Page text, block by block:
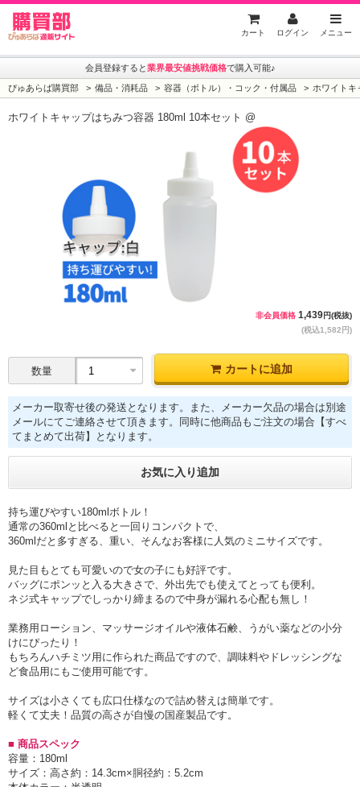
カート ログイン メニュー
会員登録すると業界最安値挑戦価格で購入可能♪
ぴゅあらば購買部 備品・消耗品 容器（ボトル）・コック・付属品 ホワイトキ
ホワイトキャップはちみつ容器 180ml 10本セット @
非会員価格 1,439円(税抜)
(税込1,582円)
数量 カートに追加
メーカー取寄せ後の発送となります。また、メーカー欠品の場合は別途
メールにてご連絡させて頂きます。同時に他商品もご注文の場合【すべ
てまとめて出荷】となります。
お気に入り追加
持ち運びやすい180mlボトル！
通常の360mlと比べると一回りコンパクトで、
360mlだと多すぎる、重い、そんなお客様に人気のミニサイズです。
見た目もとても可愛いので女の子にも好評です。
バッグにポンッと入る大きさで、外出先でも使えてとっても便利。
ネジ式キャップでしっかり締まるので中身が漏れる心配も無し！
業務用ローション、マッサージオイルや液体石鹸、うがい薬などの小分
けにぴったり！
もちろんハチミツ用に作られた商品ですので、調味料やドレッシングな
ど食品用にもご使用可能です。
サイズは小さくても広口仕様なので詰め替えは簡単です。
軽くて丈夫！品質の高さが自慢の国産製品です。
■ 商品スペック
容量：180ml
サイズ：高さ約：14.3cm×胴径約：5.2cm